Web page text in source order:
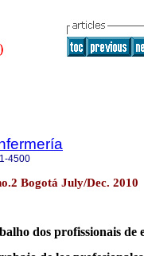
4500
Bogotá July/Dec. 2010
dos profissionais de